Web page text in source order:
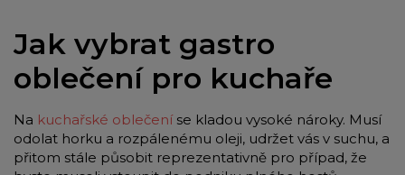
Jak vybrat gastro
oblečení pro kuchaře
Na kuchařské oblečeníse kladou vysoké nároky. Musí
odolat horku a rozpálenému oleji, udržet vás v suchu, a
přitom stále působit reprezentativně pro případ, že